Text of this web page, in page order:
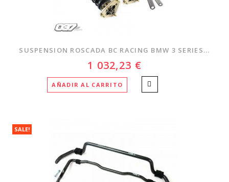
SUSPENSION ROSCADA BC RACING BMW 3 SERIES...
1 032,23 €
AÑADIR AL CARRITO
SALE!